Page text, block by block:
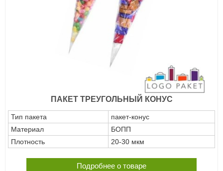
ПАКЕТ ТРЕУГОЛЬНЫЙ КОНУС
Тип пакета
пакет-конус
Материал
БОПП
Плотность
20-30 мкм
Подробнее о товаре